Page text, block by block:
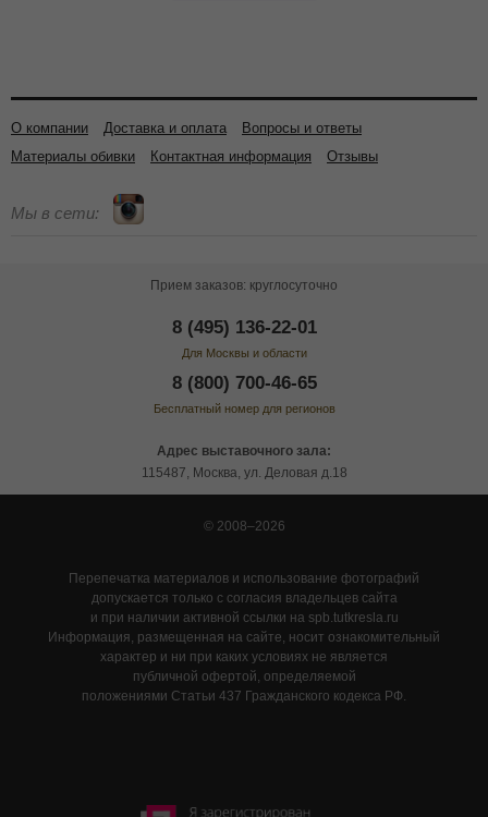
О компании Доставка и оплата
Вопросы и ответы
Материалы обивки
Контактная информация Отзывы
Мы в сети:
Прием заказов: круглосуточно
8 (495) 136-22-01
Для Москвы и области
8 (800) 700-46-65
Бесплатный номер для регионов
Адрес выставочного зала:
115487, Москва, ул. Деловая д.18
© 2008–2026
Перепечатка материалов и использование фотографий
допускается только с согласия владельцев сайта
и при наличии активной ссылки на spb.tutkresla.ru
Информация, размещенная на сайте, носит ознакомительный
характер и ни при каких условиях не является
публичной офертой, определяемой
положениями Статьи 437 Гражданского кодекса РФ.